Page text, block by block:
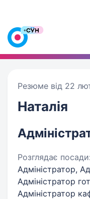
Резюме від 22
Наталія
Розглядає посади:
Адміністратор,
Адміністратор
Адміністратор